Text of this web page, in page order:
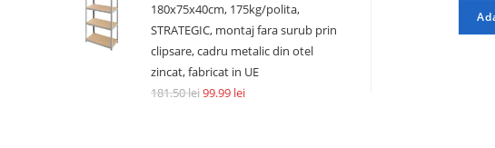
180x75x40cm, 175kg/polita,
STRATEGIC, montaj fara surub prin
clipsare, cadru metalic din otel
zincat, fabricat in UE
181.50lei99.99 lei